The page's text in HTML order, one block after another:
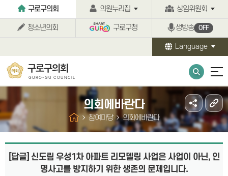
본문바로가기구로구의회 의원누리집 상임위원회
청소년의회 구로구청 생방송 OFF
Language
구로구의회
GURO-GU COUNCIL
의회에바란다
참여마당 의회에바란다
[답글] 신도림 우성1차 아파트 리모델링 사업은 사업이 아닌, 인
명사고를 방지하기 위한 생존의 문제입니다.